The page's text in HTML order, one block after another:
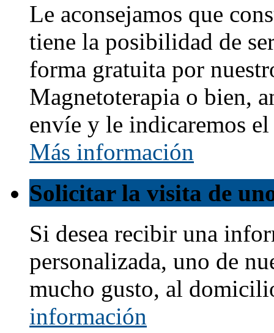
Le aconsejamos que
tiene la posibilidad de
forma gratuita por
Magnetoterapia o bien,
envíe y le indicaremos
Más información
Solicitar la visita de
Si desea recibir una
personalizada, uno de
mucho gusto, al
información